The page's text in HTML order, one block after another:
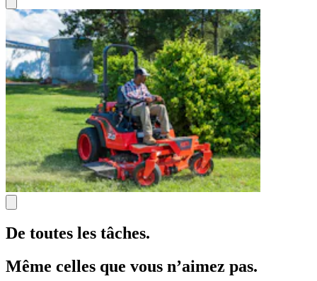
De toutes les tâches.
Même celles que vous n’aimez pas.